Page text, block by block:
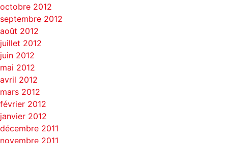
octobre 2012
septembre 2012
août 2012
juillet 2012
juin 2012
mai 2012
avril 2012
mars 2012
février 2012
janvier 2012
décembre 2011
novembre 2011